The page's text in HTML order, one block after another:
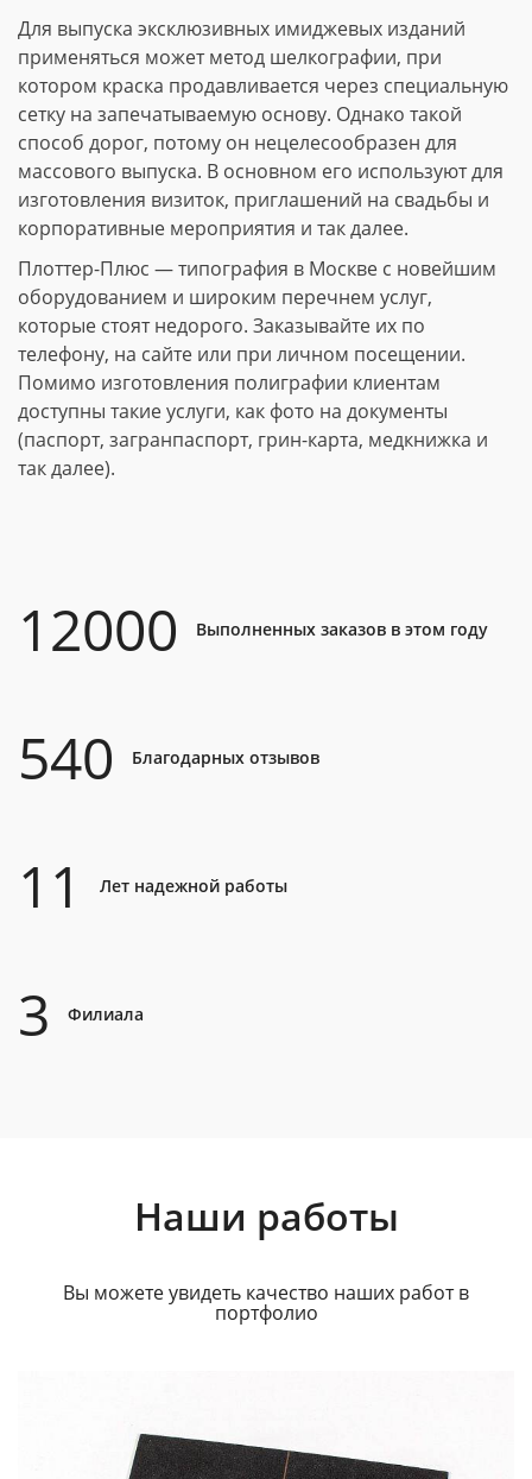
Для выпуска эксклюзивных имиджевых изданий
применяться может метод шелкографии, при
котором краска продавливается через специальную
сетку на запечатываемую основу. Однако такой
способ дорог, потому он нецелесообразен для
массового выпуска. В основном его используют для
изготовления визиток, приглашений на свадьбы и
корпоративные мероприятия и так далее.
Плоттер-Плюс — типография в Москве с новейшим
оборудованием и широким перечнем услуг,
которые стоят недорого. Заказывайте их по
телефону, на сайте или при личном посещении.
Помимо изготовления полиграфии клиентам
доступны такие услуги, как фото на документы
(паспорт, загранпаспорт, грин-карта, медкнижка и
так далее).
12000 Выполненных заказов в этом году
540 Благодарных отзывов
11 Лет надежной работы
3 Филиала
Наши работы
Вы можете увидеть качество наших работ в
портфолио